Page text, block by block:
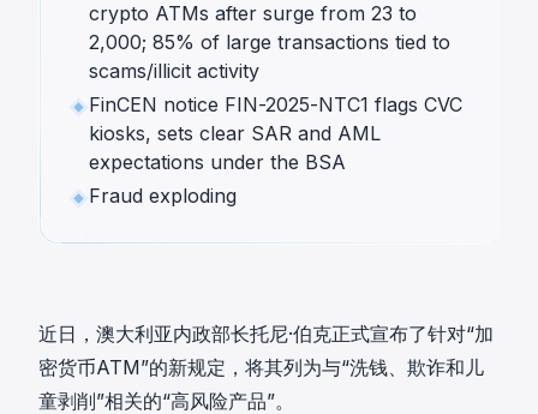
crypto ATMs after surge from 23 to
2,000; 85% of large transactions tied to
scams/illicit activity
FinCEN notice FIN-2025-NTC1 flags CVC
kiosks, sets clear SAR and AML
expectations under the BSA
Fraud exploding
近日，澳大利亚内政部长托尼·伯克正式宣布了针对“加
密货币ATM”的新规定，将其列为与“洗钱、欺诈和儿
童剥削”相关的“高风险产品”。